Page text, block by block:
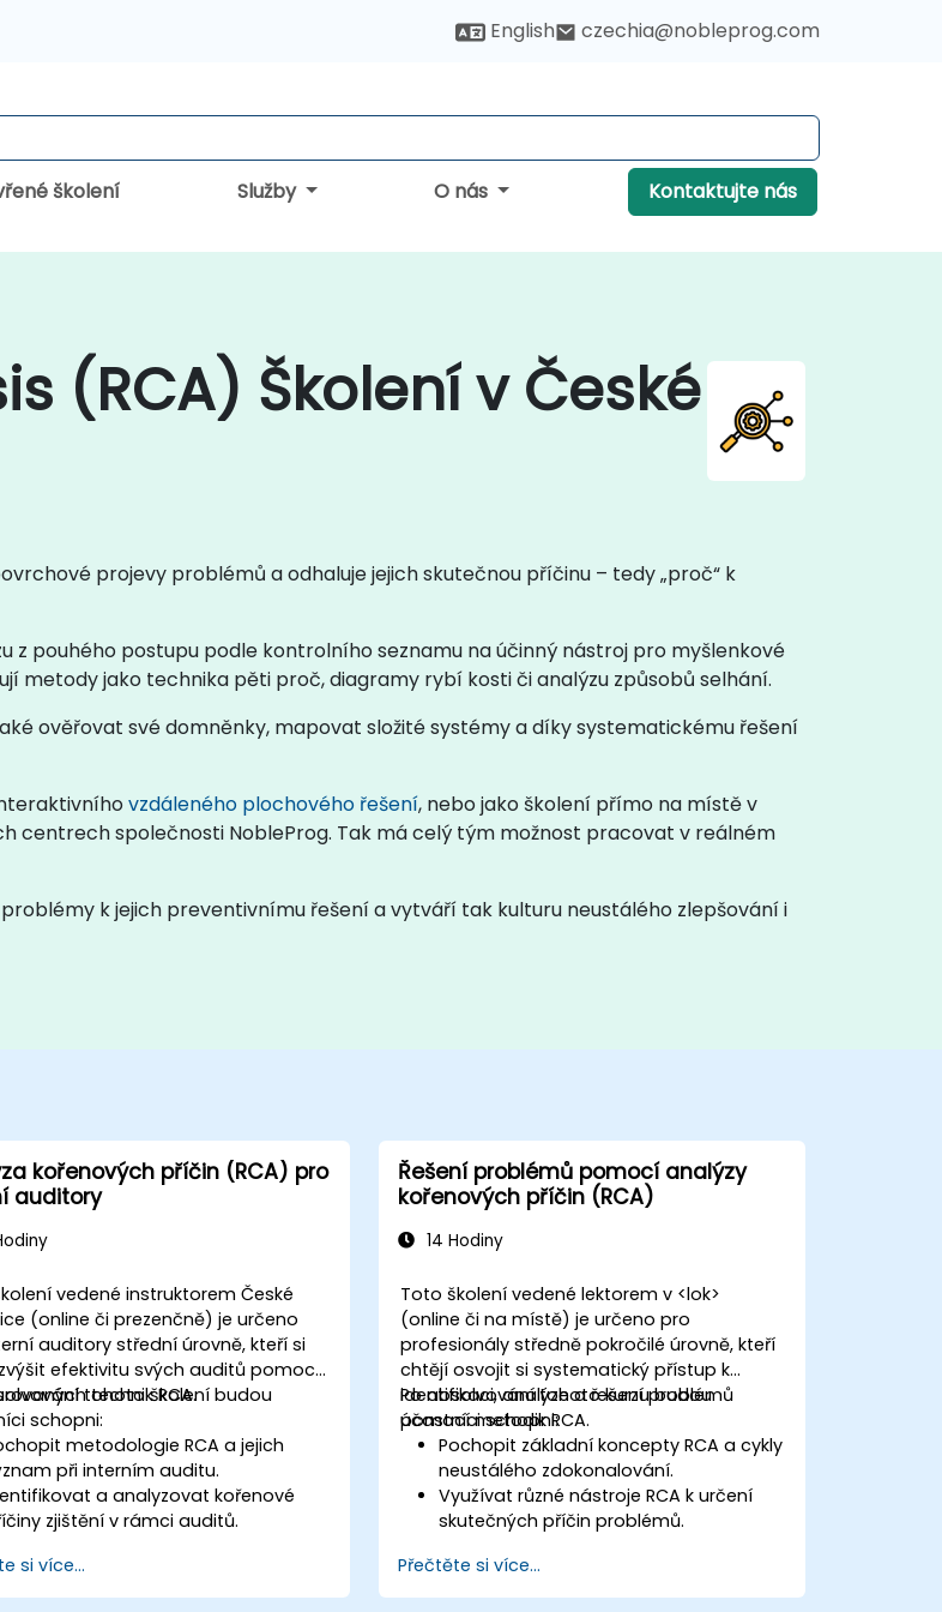
English czechia@nobleprog.com
školení Služby O nás Kontaktujte nás
(RCA) Školení v České
projevy problémů a odhaluje jejich skutečnou příčinu – tedy „proč“ k
z pouhého postupu podle kontrolního seznamu na účinný nástroj pro myšlenkové
metody jako technika pěti proč, diagramy rybí kosti či analýzu způsobů selhání.
ověřovat své domněnky, mapovat složité systémy a díky systematickému řešení
vzdáleného plochového řešení, nebo jako školení přímo na místě v
centrech společnosti NobleProg. Tak má celý tým možnost pracovat v reálném
k jejich preventivnímu řešení a vytváří tak kulturu neustálého zlepšování i
kořenových příčin (RCA) pro
auditory
vedené instruktorem České
(online či prezenčně) je určeno
auditory střední úrovně, kteří si
efektivitu svých auditů pomocí
technik RCA.
tohoto školení budou
schopni:
metodologie RCA a jejich
při interním auditu.
a analyzovat kořenové
zjištění v rámci auditů.
diagram ryby kostry a analýza
a důsledků selhání (FMEA).
si více...
Řešení problémů pomocí analýzy
kořenových příčin (RCA)
14 Hodiny
Toto školení vedené lektorem v <lok>
(online či na místě) je určeno pro
profesionály středně pokročilé úrovně, kteří
chtějí osvojit si systematický přístup k
identifikaci, analýze a řešení problémů
pomocí metodik RCA.
Po absolvování tohoto kurzu budou
účastníci schopni:
Pochopit základní koncepty RCA a cykly
neustálého zdokonalování.
Využívat různé nástroje RCA k určení
skutečných příčin problémů.
řešení problémů.
Integrovat RCA do procesů zlepšování
Přečtěte si více...